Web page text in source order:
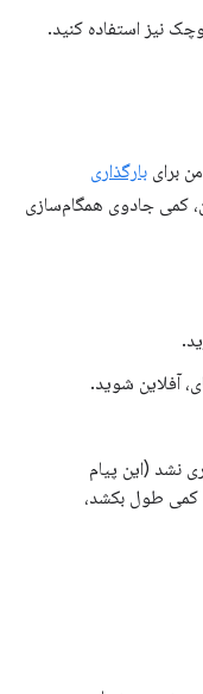
نیز استفاده کنید.
برای بارگذاری
کمی جادوی همگام‌سازی
آفلاین شوید.
نشد (این پیام
کمی طول بکشد،